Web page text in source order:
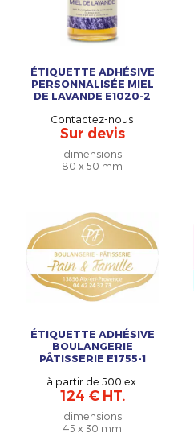
ÉTIQUETTE ADHÉSIVE
PERSONNALISÉE MIEL
DE LAVANDE E1020-2
Contactez-nous
Sur devis
dimensions
80 x 50 mm
ÉTIQUETTE ADHÉSIVE
BOULANGERIE
PÂTISSERIE E1755-1
à partir de 500 ex.
124 € HT.
dimensions
45 x 30 mm